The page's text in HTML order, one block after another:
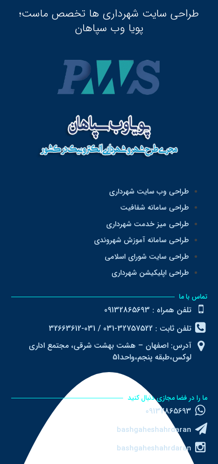
طراحی سایت شهرداری ها تخصص ماست؛
پویا وب سپاهان
طراحی وب سایت شهرداری
طراحی سامانه شفافیت
طراحی میز خدمت شهرداری
طراحی سامانه آموزش شهروندی
طراحی سایت شورای اسلامی
طراحی اپلیکیشن شهرداری
تماس با ما
تلفن همراه : 09132865693
تلفن ثابت : 32757522-031 / 031-32663612
آدرس: اصفهان – هشت بهشت شرقی، مجتمع اداری
لوکس،طبقه پنجم،واحد51
ما را در فضا مجازی دنبال کنید
09132865693
bashgaheshahrdaran
bashgaheshahrdaran